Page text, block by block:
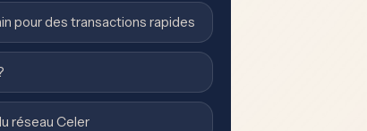
pour des transactions rapides
réseau Celer